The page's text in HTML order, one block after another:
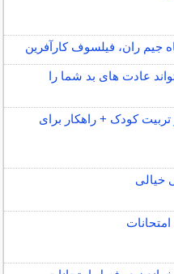
عادت های بد شما را
کودک + راهکار برای
خیالی